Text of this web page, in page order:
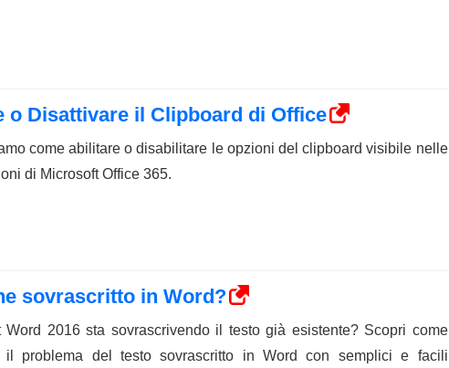
o Disattivare il Clipboard di Office
come abilitare o disabilitare le opzioni del clipboard visibile nelle
di Microsoft Office 365.
sovrascritto in Word?
Word 2016 sta sovrascrivendo il testo già esistente? Scopri come
il problema del testo sovrascritto in Word con semplici e facili